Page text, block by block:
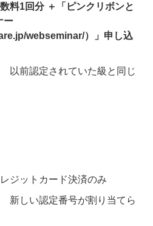
料1回分 ＋「ピンクリボンと
ー
webseminar/）」申し込
以前認定されていた級と同じ
ジットカード決済のみ
新しい認定番号が割り当てら